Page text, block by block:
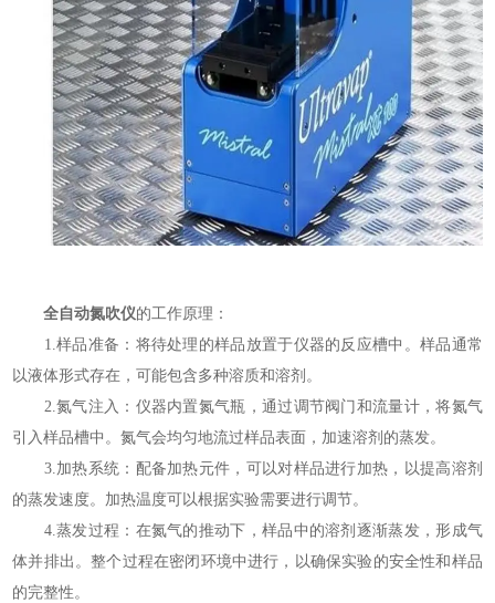
全自动氮吹仪的工作原理：
1.样品准备：将待处理的样品放置于仪器的反应槽中。样品通常
以液体形式存在，可能包含多种溶质和溶剂。
2.氮气注入：仪器内置氮气瓶，通过调节阀门和流量计，将氮气
引入样品槽中。氮气会均匀地流过样品表面，加速溶剂的蒸发。
3.加热系统：配备加热元件，可以对样品进行加热，以提高溶剂
的蒸发速度。加热温度可以根据实验需要进行调节。
4.蒸发过程：在氮气的推动下，样品中的溶剂逐渐蒸发，形成气
体并排出。整个过程在密闭环境中进行，以确保实验的安全性和样品
的完整性。